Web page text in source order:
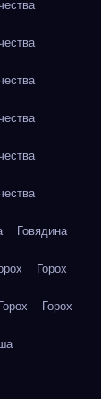
Говядина
Горох
Горох Горох